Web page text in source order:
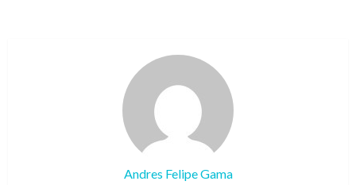
Andres Felipe Gama